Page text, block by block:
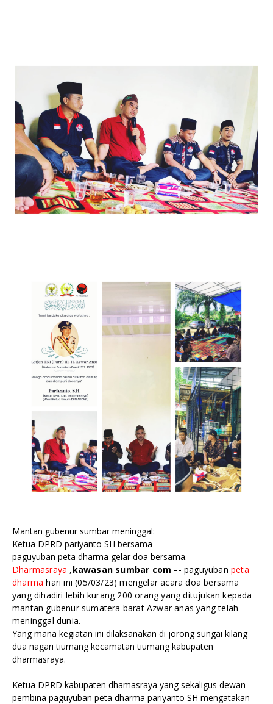
Mantan gubenur sumbar meninggal:
Ketua DPRD pariyanto SH bersama
paguyuban peta dharma gelar doa bersama.
Dharmasraya ,kawasan sumbar com -- paguyubanpeta
dharma hari ini (05/03/23) mengelar acara doa bersama
yang dihadiri lebih kurang 200 orang yang ditujukan kepada
mantan gubenur sumatera barat Azwar anas yang telah
meninggal dunia.
Yang mana kegiatan ini dilaksanakan di jorong sungai kilang
dua nagari tiumang kecamatan tiumang kabupaten
dharmasraya.
Ketua DPRD kabupaten dhamasraya yang sekaligus dewan
pembina paguyuban peta dharma pariyanto SH mengatakan